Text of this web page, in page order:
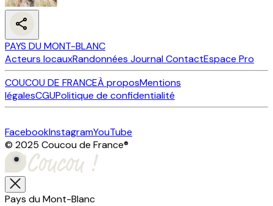
PAYS DU MONT-BLANC
Acteurs locauxRandonnées JournalContactEspace Pro
COUCOU DE FRANCEÀ proposMentions
légalesCGUPolitique de confidentialité
FacebookInstagramYouTube
© 2025 Coucou de France®
Pays du Mont-Blanc